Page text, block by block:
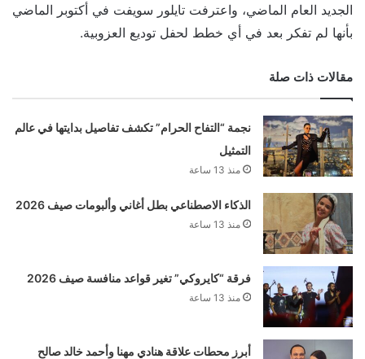
الجديد العام الماضي، واعترفت تايلور سويفت في أكتوبر الماضي
بأنها لم تفكر بعد في أي خطط لحفل توديع العزوبية.
مقالات ذات صلة
نجمة “التفاح الحرام” تكشف تفاصيل بدايتها في عالم
التمثيل
منذ 13 ساعة
الذكاء الاصطناعي بطل أغاني وألبومات صيف 2026
منذ 13 ساعة
فرقة “كايروكي” تغير قواعد منافسة صيف 2026
منذ 13 ساعة
أبرز محطات علاقة هنادي مهنا وأحمد خالد صالح